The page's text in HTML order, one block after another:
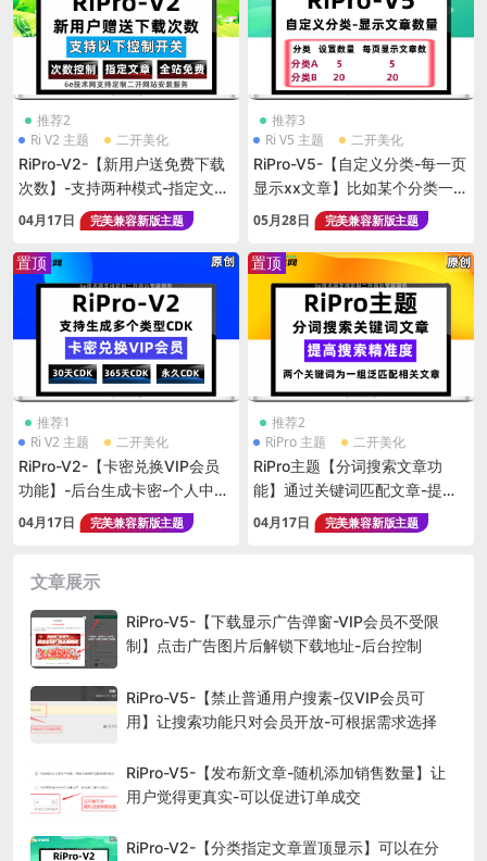
Ri V2 主题 二开美化
推荐2
RiPro-V2-【新用户送免费下载
次数】-支持两种模式-指定文章
+全站免费下载的控制开关-灵活
04月17日 完美兼容新版主题
Ri V5 主题 二开美化
推荐3
RiPro-V5-【自定义分类-每一页
显示xx文章】比如某个分类一页
显示10个-某个分类一页显示50
05月28日 完美兼容新版主题
Ri V2 主题 二开美化
推荐1
RiPro-V2-【卡密兑换VIP会员
功能】-后台生成卡密-个人中心
页面输入卡密CDK可直接兑换VI
置顶
04月17日 完美兼容新版主题
RiPro 主题 二开美化
推荐2
RiPro主题【分词搜索文章功
能】通过关键词匹配文章-提高
搜索范围-非插件
置顶
04月17日 完美兼容新版主题
文章展示
RiPro-V5-【下载显示广告弹窗-VIP会员不受限
制】点击广告图片后解锁下载地址-后台控制
RiPro-V5-【禁止普通用户搜素-仅VIP会员可
用】让搜索功能只对会员开放-可根据需求选择
RiPro-V5-【发布新文章-随机添加销售数量】让
用户觉得更真实-可以促进订单成交
RiPro-V2-【分类指定文章置顶显示】可以在分